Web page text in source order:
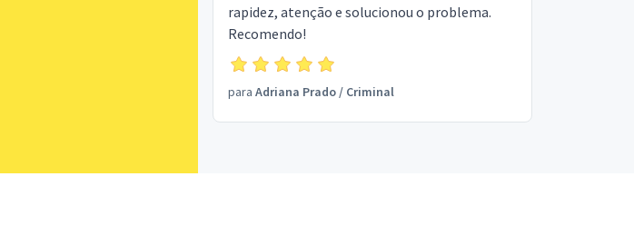
rapidez, atenção e solucionou o problema.
Recomendo!
para Adriana Prado/ Criminal